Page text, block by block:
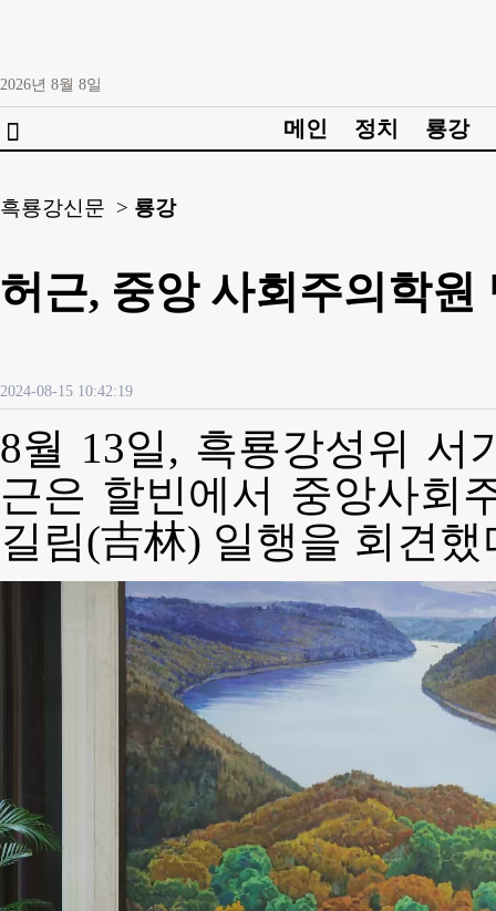
2026년 8월 8일
 메인 정치 룡강
흑룡강신문 > 룡강
허근, 중앙 사회주의학원
2024-08-15 10:42:19
8월 13일, 흑룡강성위 서
근은 할빈에서 중앙사회
길림(吉林) 일행을 회견